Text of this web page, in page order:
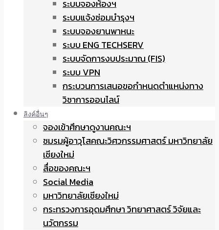
ระบบจองห้องฯ
ระบบแจ้งซ่อมบำรุงฯ
ระบบจองยานพาหนะ
ระบบ ENG TECHSERV
ระบบจัดการงบประมาณ (FIS)
ระบบ VPN
กระบวนการเสนอขอกำหนดตำแหน่งทาง
วิชาการออนไลน์
ลิงค์อื่นๆ
จองเข้าศึกษาดูงานคณะฯ
ชมรมผู้อาวุโสคณะวิศวกรรมศาสตร์ มหาวิทยาลัย
เชียงใหม่
สื่อของคณะฯ
Social Media
มหาวิทยาลัยเชียงใหม่
กระทรวงการอุดมศึกษา วิทยาศาสตร์ วิจัยและ
นวัตกรรม